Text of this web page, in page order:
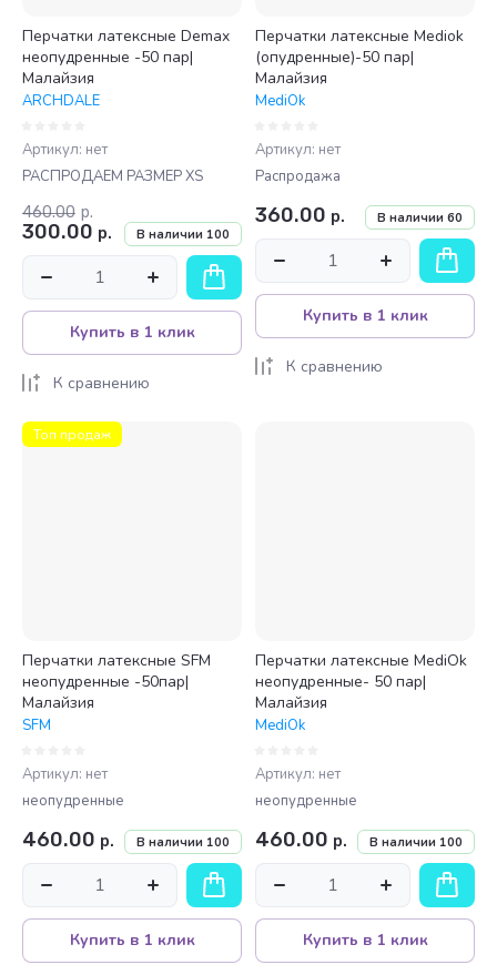
Перчатки латексные Demax
неопудренные -50 пар|
Малайзия
ARCHDALE
Артикул: нет
РАСПРОДАЕМ РАЗМЕР XS
В наличии 100
460.00 р.
300.00 р.
Купить в 1 клик
К сравнению
Перчатки латексные Mediok
(опудренные)-50 пар|
Малайзия
MediOk
Артикул: нет
Распродажа
В наличии 60
360.00 р.
Купить в 1 клик
К сравнению
Топ продаж
Перчатки латексные SFM
неопудренные -50пар|
Малайзия
SFM
Артикул: нет
неопудренные
В наличии 100
460.00 р.
Купить в 1 клик
Перчатки латексные MediOk
неопудренные- 50 пар|
Малайзия
MediOk
Артикул: нет
неопудренные
В наличии 100
460.00 р.
Купить в 1 клик